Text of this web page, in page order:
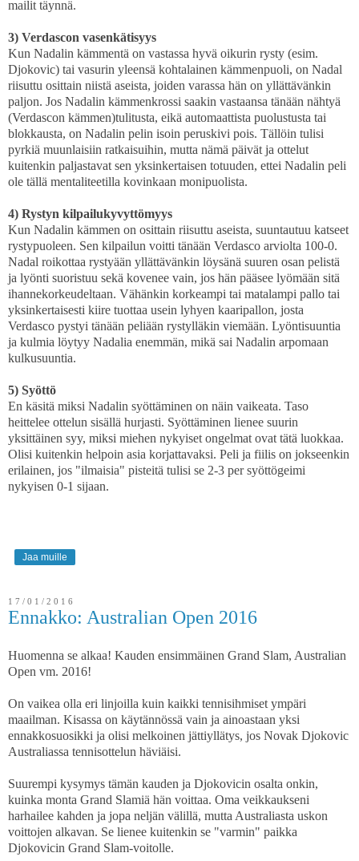
mailit täynnä.
3) Verdascon vasenkätisyys
Kun Nadalin kämmentä on vastassa hyvä oikurin rysty (esim.
Djokovic) tai vasurin yleensä kohtalainen kämmenpuoli, on Nadal
riisuttu osittain niistä aseista, joiden varassa hän on yllättävänkin
paljon. Jos Nadalin kämmenkrossi saakin vastaansa tänään nähtyä
(Verdascon kämmen)tulitusta, eikä automaattista puolustusta tai
blokkausta, on Nadalin pelin isoin peruskivi pois. Tällöin tulisi
pyrkiä muunlaisiin ratkaisuihin, mutta nämä päivät ja ottelut
kuitenkin paljastavat sen yksinkertaisen totuuden, ettei Nadalin peli
ole tällä mentaliteetilla kovinkaan monipuolista.
4) Rystyn kilpailukyvyttömyys
Kun Nadalin kämmen on osittain riisuttu aseista, suuntautuu katseet
rystypuoleen. Sen kilpailun voitti tänään Verdasco arviolta 100-0.
Nadal roikottaa rystyään yllättävänkin löysänä suuren osan pelistä
ja lyönti suoristuu sekä kovenee vain, jos hän pääsee lyömään sitä
ihannekorkeudeltaan. Vähänkin korkeampi tai matalampi pallo tai
yksinkertaisesti kiire tuottaa usein lyhyen kaaripallon, josta
Verdasco pystyi tänään peliään rystylläkin viemään. Lyöntisuuntia
ja kulmia löytyy Nadalia enemmän, mikä sai Nadalin arpomaan
kulkusuuntia.
5) Syöttö
En käsitä miksi Nadalin syöttäminen on näin vaikeata. Taso
heittelee ottelun sisällä hurjasti. Syöttäminen lienee suurin
yksittäinen syy, miksi miehen nykyiset ongelmat ovat tätä luokkaa.
Olisi kuitenkin helpoin asia korjattavaksi. Peli ja fiilis on jokseenkin
erilainen, jos "ilmaisia" pisteitä tulisi se 2-3 per syöttögeimi
nykyisen 0-1 sijaan.
Jaa muille
17/01/2016
Ennakko: Australian Open 2016
Huomenna se alkaa! Kauden ensimmäinen Grand Slam, Australian
Open vm. 2016!
On vaikea olla eri linjoilla kuin kaikki tennisihmiset ympäri
maailman. Kisassa on käytännössä vain ja ainoastaan yksi
ennakkosuosikki ja olisi melkoinen jättiyllätys, jos Novak Djokovic
Australiassa tennisottelun häviäisi.
Suurempi kysymys tämän kauden ja Djokovicin osalta onkin,
kuinka monta Grand Slamiä hän voittaa. Oma veikkaukseni
harhailee kahden ja jopa neljän välillä, mutta Australiasta uskon
voittojen alkavan. Se lienee kuitenkin se "varmin" paikka
Djokovicin Grand Slam-voitolle.